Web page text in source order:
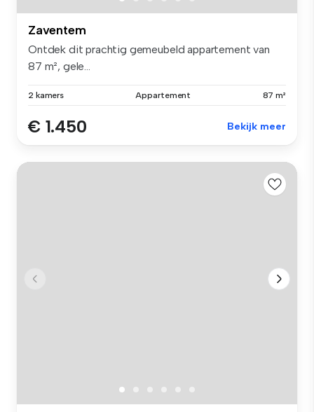
Zaventem
Ontdek dit prachtig gemeubeld appartement van
87 m², gele...
2 kamers Appartement 87 m²
€ 1.450 Bekijk meer